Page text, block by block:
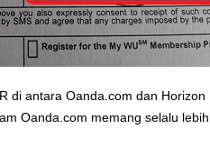
di antara Oanda.com dan Horizon
Oanda.com memang selalu